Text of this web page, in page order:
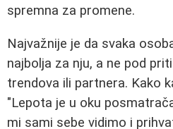
spremna za promene.
Najvažnije je da svaka
najbolja za nju, a ne pod
trendova ili partnera. Kako
"Lepota je u oku
mi sami sebe vidimo i